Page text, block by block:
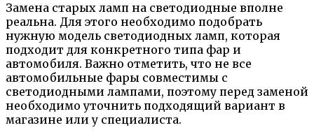
Замена старых ламп на светодиодные вполне
реальна. Для этого необходимо подобрать
нужную модель светодиодных ламп, которая
подходит для конкретного типа фар и
автомобиля. Важно отметить, что не все
автомобильные фары совместимы с
светодиодными лампами, поэтому перед заменой
необходимо уточнить подходящий вариант в
магазине или у специалиста.